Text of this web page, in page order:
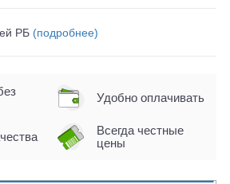
РБ (подробнее)
Удобно оплачивать
Всегда честные
цены